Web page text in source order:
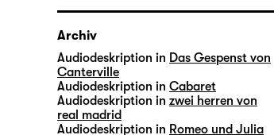
Archiv
Audiodeskription in Das Gespenst von
Canterville
Audiodeskription in Cabaret
Audiodeskription in zwei herren von
real madrid
Audiodeskription in Romeo und Julia